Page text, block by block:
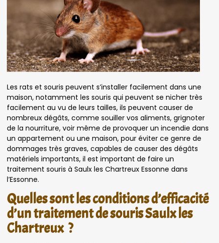
Les rats et souris peuvent s’installer facilement dans une
maison, notamment les souris qui peuvent se nicher très
facilement au vu de leurs tailles, ils peuvent causer de
nombreux dégâts, comme souiller vos aliments, grignoter
de la nourriture, voir même de provoquer un incendie dans
un appartement ou une maison, pour éviter ce genre de
dommages très graves, capables de causer des dégâts
matériels importants, il est important de faire un
traitement souris à Saulx les Chartreux Essonne dans
l’Essonne.
Quelles sont les conditions d’efficacité
d’un traitement de souris Saulx les
Chartreux ?